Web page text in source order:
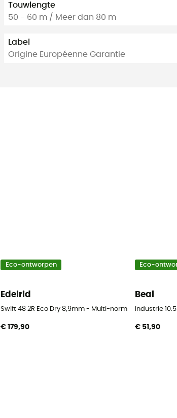
Touwlengte
50 - 60 m / Meer dan 80 m
Label
Origine Européenne Garantie
Eco-ontworpen
Edelrid
Swift 48 2R Eco Dry 8,9mm - Multi-norm touw
€ 179,90
Eco-
Beal
Industrie
€ 51,90